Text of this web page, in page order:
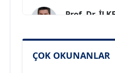
Köşe Yazarı
Köşe Yazarı
ÇOK OKUNANLAR